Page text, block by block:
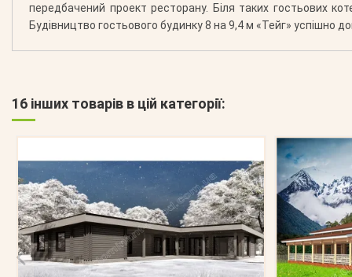
передбачений проект ресторану. Біля таких гостьових
Будівництво гостьового будинку 8 на 9,4 м «Тейг» успішно
16 інших товарів в цій категорії: